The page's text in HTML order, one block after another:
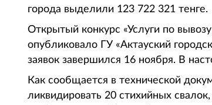
города выделили 123 722 321 тенге.
Открытый конкурс «Услуги по
опубликовало ГУ «Актауский
заявок завершился 16 ноября. В
Как сообщается в технической
ликвидировать 20 стихийных